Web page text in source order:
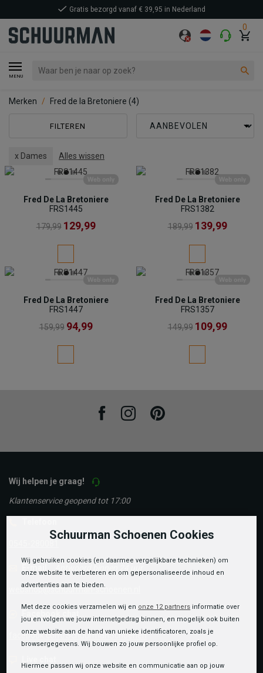
0
MENU
Gratis bezorgd vanaf € 39,95 in Nederland
Merken Fred de la Bretoniere (4)
FILTEREN
x Dames Alles wissen
Fred De La Bretoniere
FRS1445
179,99 129,99
Fred De La Bretoniere
FRS1382
189,99 139,99
Fred De La Bretoniere
FRS1447
159,99 94,99
Fred De La Bretoniere
FRS1357
149,99 109,99
FacebookInstagramPinterest
Wij helpen je graag!
Klantenservice geopend tot 17:00
Antwoord binnen 24 uur
webshop@schuurman-schoenen.nl
facebook.com/SchuurmanSchoenen
Schuurman Schoenen Cookies
Wij gebruiken cookies (en daarmee vergelijkbare technieken) om
onze website te verbeteren en om gepersonaliseerde inhoud en
advertenties aan te bieden.
Met deze cookies verzamelen wij en onze 12 partners informatie over
jou en volgen we jouw internetgedrag binnen, en mogelijk ook buiten
onze website aan de hand van unieke identificatoren, zoals je
browsergegevens. Wij bouwen zo jouw persoonlijke profiel op.
Hiermee passen wij onze website en communicatie aan op jouw